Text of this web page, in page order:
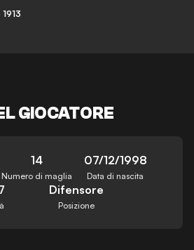
GIOCATORE
14
Numero di maglia
07/12/1998
Data di nascita
Difensore
Posizione